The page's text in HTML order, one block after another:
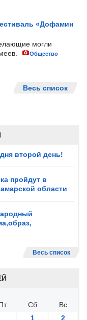
второй день!
пройдут в
области
Весь список
Сб
Вс
1
2
«Дофамин
могли
Общество
Весь список